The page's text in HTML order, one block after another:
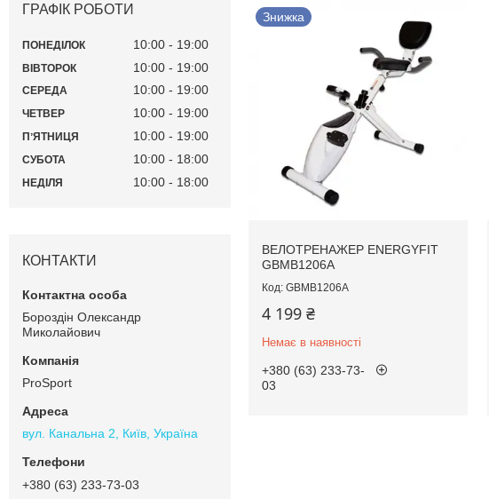
Знижка
ВЕЛОТРЕНАЖЕР ENERGYFIT
GBMB1206A
GBMB1206A
4 199 ₴
Немає в наявності
+380 (63) 233-73-
03
ГРАФІК РОБОТИ
ПОНЕДІЛОК 10:00 19:00
ВІВТОРОК 10:00 19:00
СЕРЕДА 10:00 19:00
ЧЕТВЕР 10:00 19:00
ПʼЯТНИЦЯ 10:00 19:00
СУБОТА 10:00 18:00
НЕДІЛЯ 10:00 18:00
КОНТАКТИ
Бороздін Олександр
Миколайович
ProSport
вул. Канальна 2, Київ, Україна
+380 (63) 233-73-03